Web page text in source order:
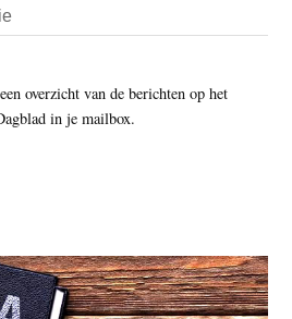
overzicht van de berichten op het
in je mailbox.